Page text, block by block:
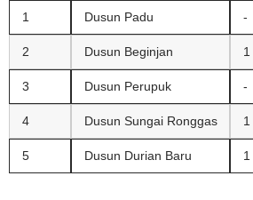
1 Dusun Padu -
2 Dusun Beginjan 1
3 Dusun Perupuk -
4 Dusun Sungai Ronggas 1
5 Dusun Durian Baru 1